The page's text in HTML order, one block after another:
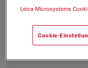
Transmitted light
contrast & method
Leica Microsystems
Cookie-